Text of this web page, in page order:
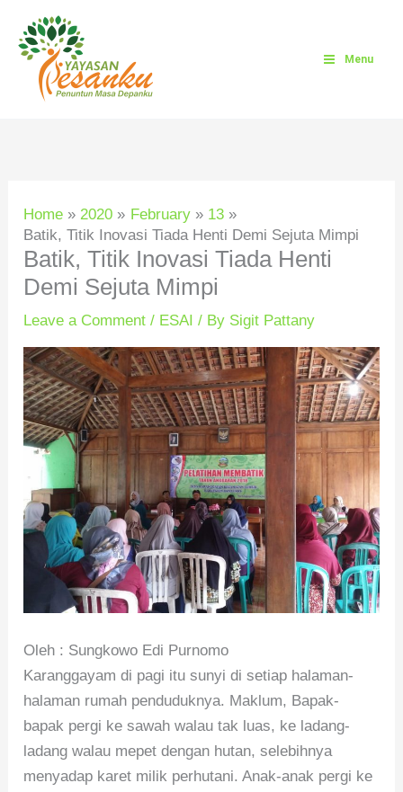
content
Menu
Home 2020 February
13
Batik, Titik Inovasi Tiada Henti Demi Sejuta Mimpi
Batik, Titik Inovasi Tiada Henti
Demi Sejuta Mimpi
Leave a Comment / ESAI / By Sigit Pattany
Oleh : Sungkowo Edi Purnomo
Karanggayam di pagi itu sunyi di setiap halaman-
halaman rumah penduduknya. Maklum, Bapak-
bapak pergi ke sawah walau tak luas, ke ladang-
ladang walau mepet dengan hutan, selebihnya
menyadap karet milik perhutani. Anak-anak pergi ke
r
s
a
i
e
s
r
s
a
i
e
s